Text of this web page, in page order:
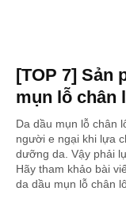
[TOP 7] Sản
mụn lỗ chân
Da dầu mụn lỗ chân
người e ngại khi lựa
dưỡng da. Vậy phải
Hãy tham khảo bài
da dầu mụn lỗ chân